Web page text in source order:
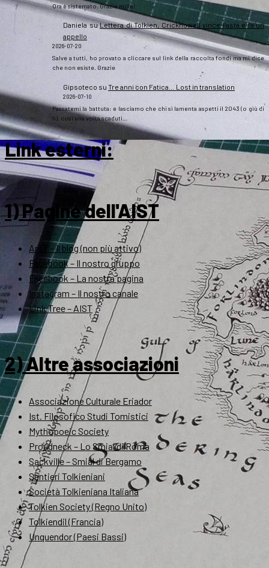
Ora è sistemato. Grazie mille!
DanielasuLettera di Tolkien, Crickhowell vince l’asta e fa un
appello
2026-07-20
Salve a tutti, ho provato a cliccare sul link della raccolta fondi ma mi dice
che non esiste. Grazie
Gipsoteco su Tre anni con Fatica… Lost in translation
2026-07-10
Passatemi la battuta: e lasciamo che chi si lamenta aspetti il 2043 (o giù di
lì), così una volta scaduti…
Link esterni:
1) Pagine dell'AIST
ArsT – Il blog (non più attivo)
Facebook – Il nostro gruppo
Facebook – La nostra pagina
Instagram – Il nostro canale
Link Tree – AIST
2) Altre associazioni
Associazione Culturale Eriador
Ist. Filosofico Studi Tomistici
Mythopoeic Society
Proudneck – Lo Smial di Roma
Sackville – Smial di Bergamo
Sentieri Tolkieniani
Società Tolkieniana Italiana
Tolkien Society (Regno Unito)
Tolkiendil (Francia)
Unquendor (Paesi Bassi)